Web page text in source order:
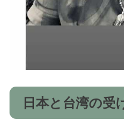
日本と台湾の受